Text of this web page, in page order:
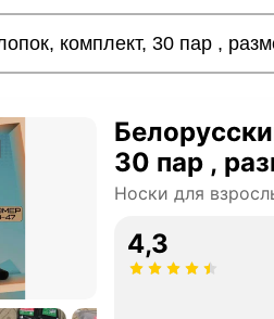
30 пар ,
Носки для
4,3